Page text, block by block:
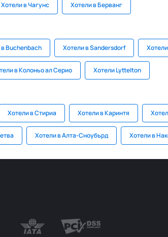
Хотели в Чагунс Хотели в Берванг
Buchenbach Хотели в Sandersdorf
в Колоньо ал Серио Хотели Lyttelton
Хотели в Стириа Хотели в Каринтя
Хотели в Алта-Сноубърд Хотели в